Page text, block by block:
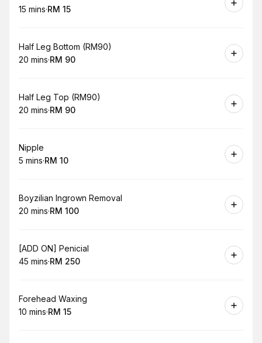
.Duration
15 mins·
.Price
RM 15
Book
Half Leg Bottom (RM90)
.Duration
20 mins·
.Price
RM 90
Book
Half Leg Top (RM90)
.Duration
20 mins·
.Price
RM 90
Book
Nipple
. Duration:
5 mins·
.Price
RM 10
Book
Boyzilian Ingrown Removal
.Duration
20 mins·
.Price:
RM 100
Book
[ADD ON] Penicial
.Duration
45 mins·
.Price:
RM 250
Book
Forehead Waxing
.Duration
10 mins·
.Price
RM 15